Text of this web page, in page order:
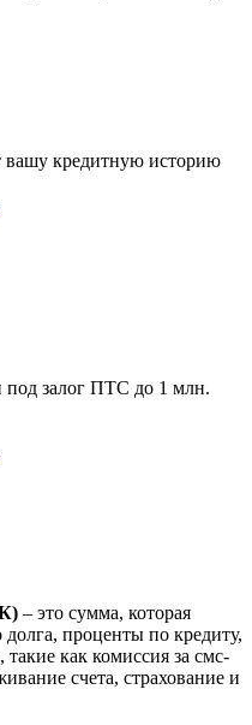
вашу кредитную историю
залог ПТС до 1 млн.
– это сумма, которая
проценты по кредиту,
как комиссия за смс-
счета, страхование и